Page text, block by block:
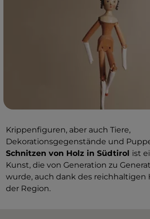
Krippenfiguren, aber auch Tiere,
Dekorationsgegenstände und
Schnitzen von Holz in Südtirol ist
Kunst, die von Generation zu
wurde, auch dank des reichhaltigen
der Region.